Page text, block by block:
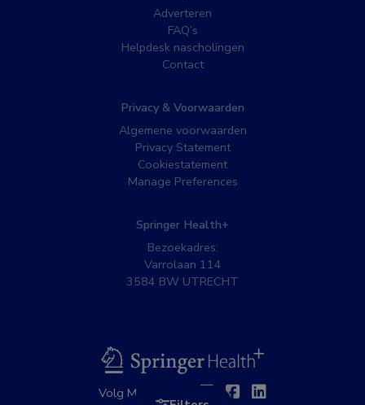
Adverteren
FAQ’s
Helpdesk nascholingen
Contact
Privacy & Voorwaarden
Algemene voorwaarden
Privacy Statement
Cookiestatement
Manage Preferences
Springer Health+
Bezoekadres:
Varrolaan 114
3584 BW UTRECHT
BSL
Volg MedNet op: TwitterFacebook
Linkedin